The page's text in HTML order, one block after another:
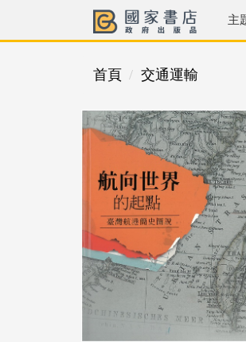
主
首頁 交通運輸